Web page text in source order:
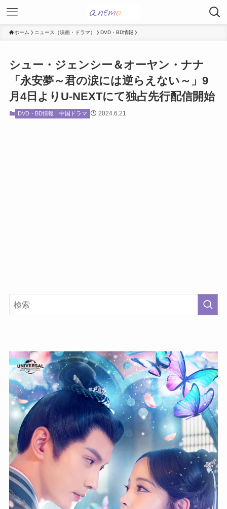
ホーム ニュース（映画・ドラマ） DVD・BD情報
シュー・ジェンシー＆オーヤン・ナナ
「永安夢～君の涙には逆らえない～」9
月4日よりU-NEXTにて独占先行配信開始
DVD・BD情報 中国ドラマ 2024.6.21